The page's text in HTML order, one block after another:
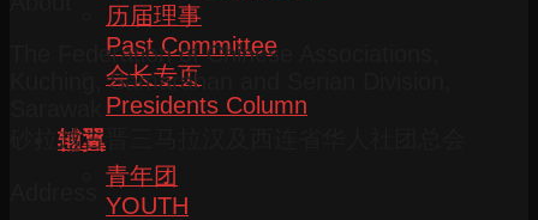
历届理事
Past Committee
会长专页
Presidents Column
辅翼
青年团
YOUTH
The Federation of Chinese Associations,
Kuching, Samarahan and Serian Division,
砂拉越古晋三马拉汉及西连省华人社团总会